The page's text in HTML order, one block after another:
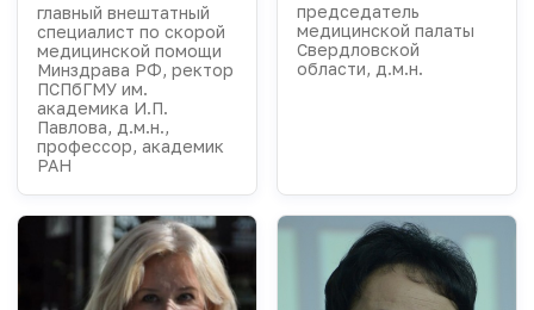
главный внештатный
специалист по скорой
медицинской помощи
Минздрава РФ, ректор
ПСПбГМУ им.
академика И.П.
Павлова, д.м.н.,
профессор, академик
РАН
председатель
медицинской палаты
Свердловской
области, д.м.н.